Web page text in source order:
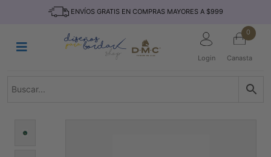
ENVÍOS GRATIS EN COMPRAS MAYORES A $999
Login
0
Canasta
TEJIDO